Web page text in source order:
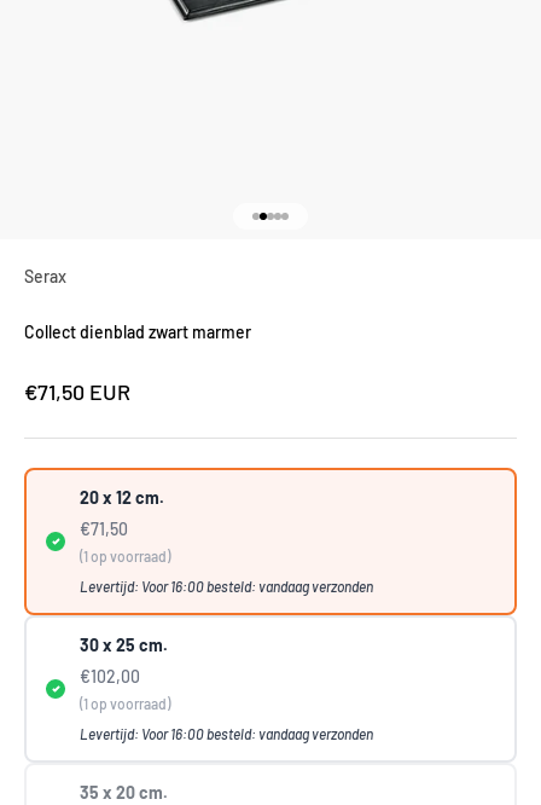
Serax
Collect dienblad zwart marmer
Aanbiedingsprijs
€71,50 EUR
20 x 12 cm.
€71,50
(1 op voorraad)
Levertijd: Voor 16:00 besteld: vandaag verzonden
30 x 25 cm.
€102,00
(1 op voorraad)
Levertijd: Voor 16:00 besteld: vandaag verzonden
35 x 20 cm.